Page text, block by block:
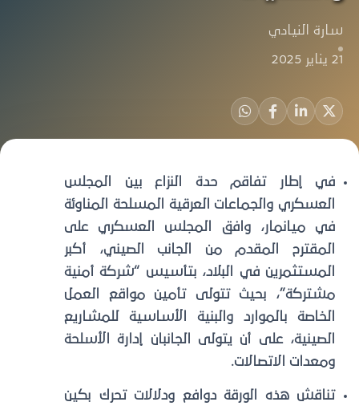
سارة النيادي
21 يناير 2025
في إطار تفاقم حدة النزاع بين المجلس
العسكري والجماعات العرقية المسلحة المناوئة
في ميانمار، وافق المجلس العسكري على
المقترح المقدم من الجانب الصيني، أكبر
المستثمرين في البلاد، بتأسيس “شركة أمنية
مشتركة”، بحيث تتولى تأمين مواقع العمل
الخاصة بالموارد والبنية الأساسية للمشاريع
الصينية، على أن يتولى الجانبان إدارة الأسلحة
ومعدات الاتصالات.
تناقش هذه الورقة دوافع ودلالات تحرك بكين